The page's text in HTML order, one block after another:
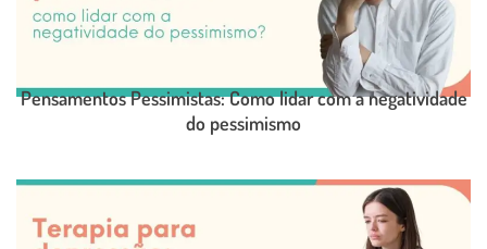
LEIA O POST COMPLETO
Pensamentos Pessimistas: Como lidar com a negatividade
do pessimismo